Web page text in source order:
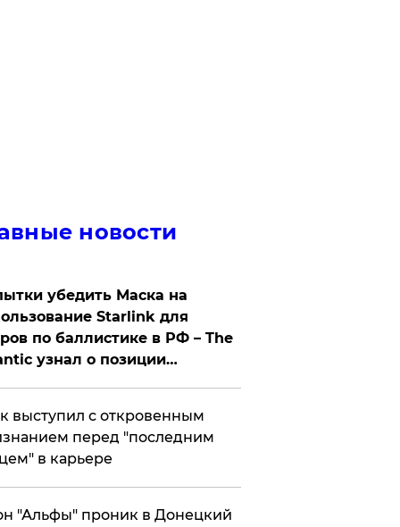
новости
убедить Маска на
Starlink для
по баллистике в РФ – The
узнал о позиции
выступил с откровенным
перед "последним
в карьере
"Альфы" проник в Донецкий